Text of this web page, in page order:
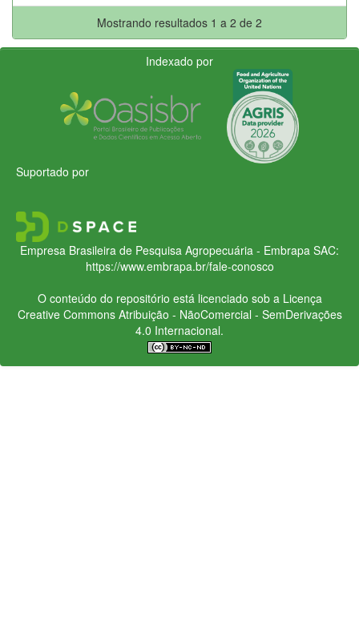
Mostrando resultados 1 a 2 de 2
Indexado por
Suportado por
Empresa Brasileira de Pesquisa Agropecuária - Embrapa SAC:
https://www.embrapa.br/fale-conosco
O conteúdo do repositório está licenciado sob a Licença
Creative CommonsAtribuição - NãoComercial - SemDerivações
4.0 Internacional.